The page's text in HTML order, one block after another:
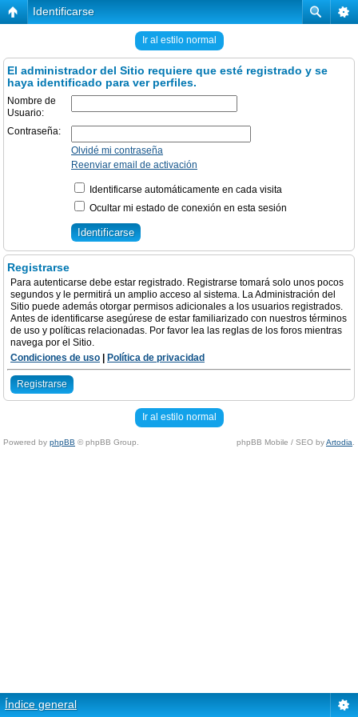
Identificarse
Ir al estilo normal
El administrador del Sitio requiere que esté registrado y se
haya identificado para ver perfiles.
Nombre de
Usuario:
Contraseña:
Olvidé mi contraseña
Reenviar email de activación
Identificarse automáticamente en cada visita
Ocultar mi estado de conexión en esta sesión
Registrarse
Para autenticarse debe estar registrado. Registrarse tomará solo unos pocos
segundos y le permitirá un amplio acceso al sistema. La Administración del
Sitio puede además otorgar permisos adicionales a los usuarios registrados.
Antes de identificarse asegúrese de estar familiarizado con nuestros términos
de uso y políticas relacionadas. Por favor lea las reglas de los foros mientras
navega por el Sitio.
Condiciones de uso
Política de privacidad
Registrarse
Ir al estilo normal
Powered by phpBB © phpBB Group. phpBB Mobile / SEO byArtodia
Índice general